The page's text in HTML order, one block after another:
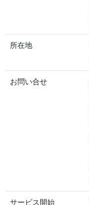
所在地
お問い合せ
サービス開始